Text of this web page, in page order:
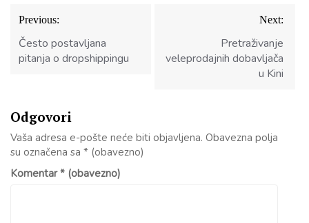
Navigacija
objava
Previous:
Često postavljana
pitanja o dropshippingu
Next:
Pretraživanje
veleprodajnih dobavljača
u Kini
Odgovori
Vaša adresa e-pošte neće biti objavljena. Obavezna polja
su označena sa * (obavezno)
Komentar* (obavezno)